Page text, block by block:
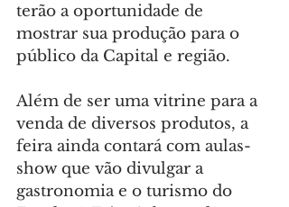
terão a oportunidade de
mostrar sua produção para o
público da Capital e região.
Além de ser uma vitrine para a
venda de diversos produtos, a
feira ainda contará com aulas-
show que vão divulgar a
gastronomia e o turismo do